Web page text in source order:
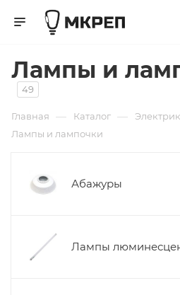
Лампы и
49
Главная — Каталог —
Лампы и лампочки
Абажуры
Лампы